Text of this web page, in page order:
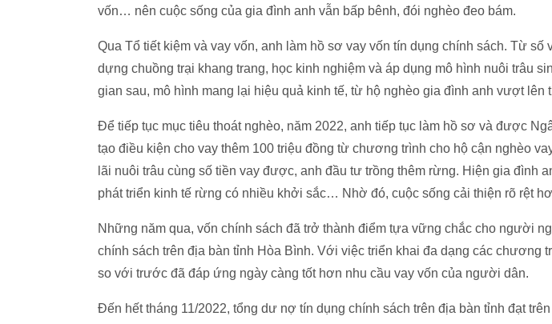
vốn… nên cuộc sống của gia đình anh vẫn bấp bênh, đói nghèo đeo bám.
Qua Tổ tiết kiệm và vay vốn, anh làm hồ sơ vay vốn tín dụng chính sách. Từ số
dựng chuồng trại khang trang, học kinh nghiệm và áp dụng mô hình nuôi trâu
gian sau, mô hình mang lại hiệu quả kinh tế, từ hộ nghèo gia đình anh vượt lên
Để tiếp tục mục tiêu thoát nghèo, năm 2022, anh tiếp tục làm hồ sơ và được
tạo điều kiện cho vay thêm 100 triệu đồng từ chương trình cho hộ cận nghèo
lãi nuôi trâu cùng số tiền vay được, anh đầu tư trồng thêm rừng. Hiện gia đình
phát triển kinh tế rừng có nhiều khởi sắc… Nhờ đó, cuộc sống cải thiện rõ rệt
Những năm qua, vốn chính sách đã trở thành điểm tựa vững chắc cho người
chính sách trên địa bàn tỉnh Hòa Bình. Với việc triển khai đa dạng các chương
so với trước đã đáp ứng ngày càng tốt hơn nhu cầu vay vốn của người dân.
Đến hết tháng 11/2022, tổng dư nợ tín dụng chính sách trên địa bàn tỉnh đạt